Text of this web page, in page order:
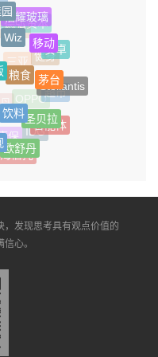
福耀玻璃
德弘资本
Wiz
移动
安卓
健身
三亚
粮食
茅台
Stellantis
超市
OPPO
饮料
圣贝拉
智能体
IDG
保
欧舒丹
信托
发现思考具有观点价值的
心。